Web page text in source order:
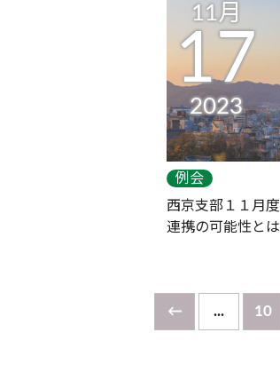
11月
17
2023
例会
西京支部１１月
連携の可能性とは
← ... 10